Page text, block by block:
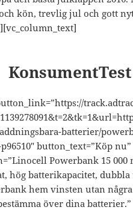
kön, trevlig jul och gott
batterier/
button_text=”Köp
Powerbank 15
hög batterikapacitet,
hem vinsten utan
över dina